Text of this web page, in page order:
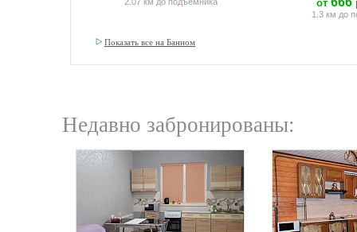
от
1.3 км до
Показать все на Банном
Недавно забронированы: